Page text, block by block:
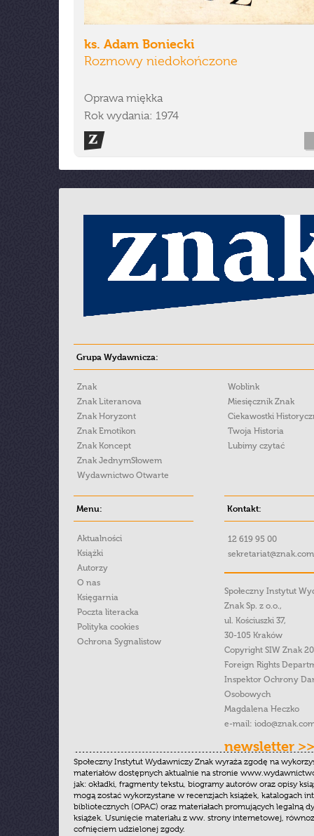
ks. Adam Boniecki
Rozmowy niedokończone
Oprawa miękka
Rok wydania: 1974
Grupa Wydawnicza:
Znak
Znak Literanova
Znak Horyzont
Znak Emotikon
Znak Koncept
Znak JednymSłowem
Wydawnictwo Otwarte
Woblink
Miesięcznik Znak
Ciekawostki
Twoja Historia
Lubimy czytać
Menu:
Aktualności
Książki
Autorzy
O nas
Księgarnia
Poczta literacka
Polityka cookies
Ochrona Sygnalistow
Kontakt:
12 619 95 00
Społeczny Instytut
Znak Sp. z o.o.,
ul. Kościuszki 37,
30-105 Kraków
Copyright SIW Znak
Foreign Rights
Inspektor Ochrony
Osobowych
Magdalena Heczko
e-mail:
newsletter >>
Społeczny Instytut Wydawniczy Znak wyraża zgodę na
materiałów dostępnych aktualnie na stronie
jak: okładki, fragmenty tekstu, biogramy autorów oraz opisy
mogą zostać wykorzystane w recenzjach książek, katalogach
bibliotecznych (OPAC) oraz materiałach promujących legalną
książek. Usunięcie materiału z ww. strony internetowej,
cofnięciem udzielonej zgody.